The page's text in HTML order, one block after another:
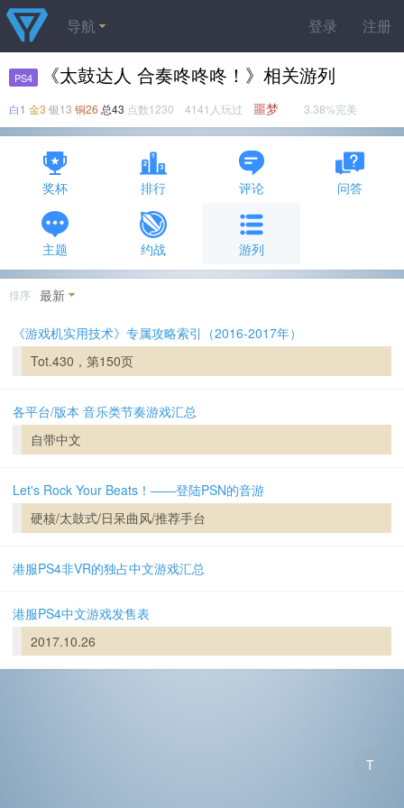
登录 注册
导航
PS4 《太鼓达人 合奏咚咚咚！》相关游列
白1 金3 银13 铜26 总43 点数1230 4141人玩过 噩梦 3.38%完美
奖杯 排行 评论 问答
主题 约战 游列
排序 最新
《游戏机实用技术》专属攻略索引（2016-2017年）
Tot.430，第150页
各平台/版本 音乐类节奏游戏汇总
自带中文
Let's Rock Your Beats！——登陆PSN的音游
硬核/太鼓式/日呆曲风/推荐手台
港服PS4非VR的独占中文游戏汇总
港服PS4中文游戏发售表
2017.10.26
T